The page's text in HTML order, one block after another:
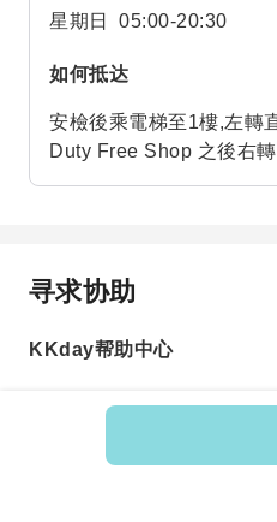
星期日
05:00-20:30
如何抵达
安檢後乘電梯至1樓,左轉
Duty Free Shop 之後右
寻求协助
KKday帮助中心
Product